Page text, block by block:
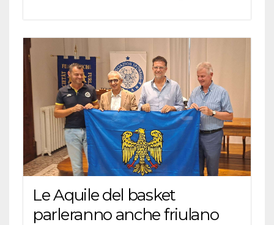
Le Aquile del basket
parleranno anche friulano